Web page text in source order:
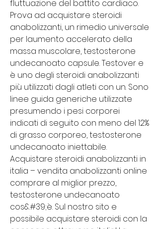
fluttuazione del battito cardiaco.
Prova ad acquistare steroidi
anabolizzanti, un rimedio universale
per laumento accelerato della
massa muscolare, testosterone
undecanoato capsule. Testover e
è uno degli steroidi anabolizzanti
più utilizzati dagli atleti con un. Sono
linee guida generiche utilizzate
presumendo i pesi corporei
indicati di seguito con meno del 12%
di grasso corporeo, testosterone
undecanoato iniettabile.
Acquistare steroidi anabolizzanti in
italia – vendita anabolizzanti online
comprare al miglior prezzo,
testosterone undecanoato
cos&#39;è. Sul nostro sito e
possibile acquistare steroidi con la